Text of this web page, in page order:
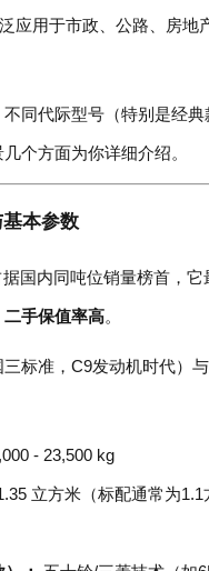
应用于市政、公路、房地
同代际型号（特别是经
个方面为你详细介绍。
本参数
国内同吨位销量榜首，它
手保值率高。
标准，C9发动机时代）
- 23,500 kg
立方米（标配通常为1.1